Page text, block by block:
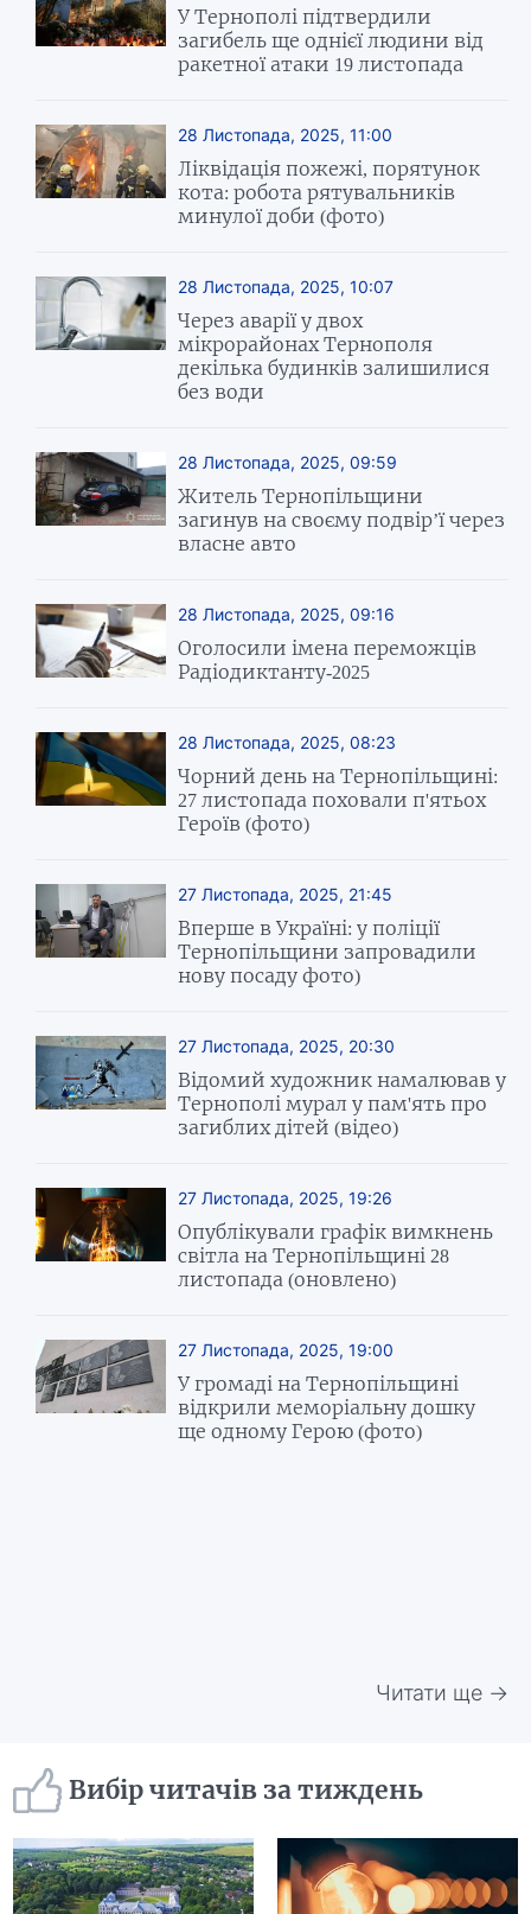
У Тернополі підтвердили
загибель ще однієї людини від
ракетної атаки 19 листопада
28 Листопада, 2025, 11:00
Ліквідація пожежі, порятунок
кота: робота рятувальників
минулої доби (фото)
28 Листопада, 2025, 10:07
Через аварії у двох
мікрорайонах Тернополя
декілька будинків залишилися
без води
28 Листопада, 2025, 09:59
Житель Тернопільщини
загинув на своєму подвір’ї через
власне авто
28 Листопада, 2025, 09:16
Оголосили імена переможців
Радіодиктанту-2025
28 Листопада, 2025, 08:23
Чорний день на Тернопільщині:
27 листопада поховали п'ятьох
Героїв (фото)
27 Листопада, 2025, 21:45
Вперше в Україні: у поліції
Тернопільщини запровадили
нову посаду фото)
27 Листопада, 2025, 20:30
Відомий художник намалював у
Тернополі мурал у пам'ять про
загиблих дітей (відео)
27 Листопада, 2025, 19:26
Опублікували графік вимкнень
світла на Тернопільщині 28
листопада (оновлено)
27 Листопада, 2025, 19:00
У громаді на Тернопільщині
відкрили меморіальну дошку
ще одному Герою (фото)
Читати ще →
Вибір читачів за тиждень